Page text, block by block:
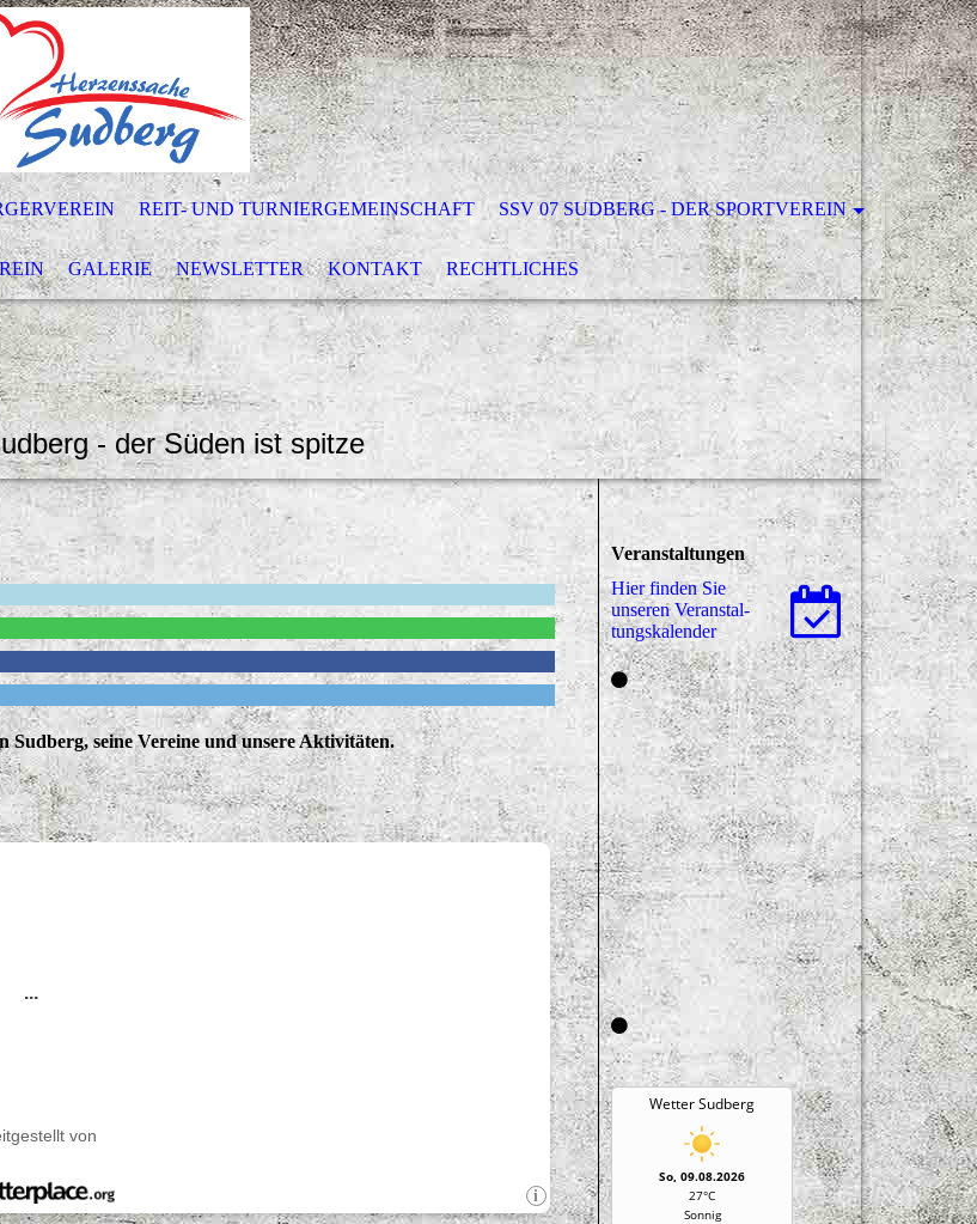
REIT- UND TURNIERGEMEINSCHAFT SSV 07 SUDBERG - DER SPORTVEREIN
GALERIE NEWSLETTER KONTAKT RECHTLICHES
- der Süden ist spitze
seine Vereine und unsere Aktivitäten.
Veranstaltungen
Hier finden Sie
unseren Ver­an­stal­
tungs­ka­len­der